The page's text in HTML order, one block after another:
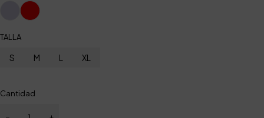
TALLA
S M L XL
Cantidad